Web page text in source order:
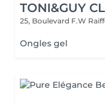
TONI&GUY
25, Boulevard F.W
Ongles gel